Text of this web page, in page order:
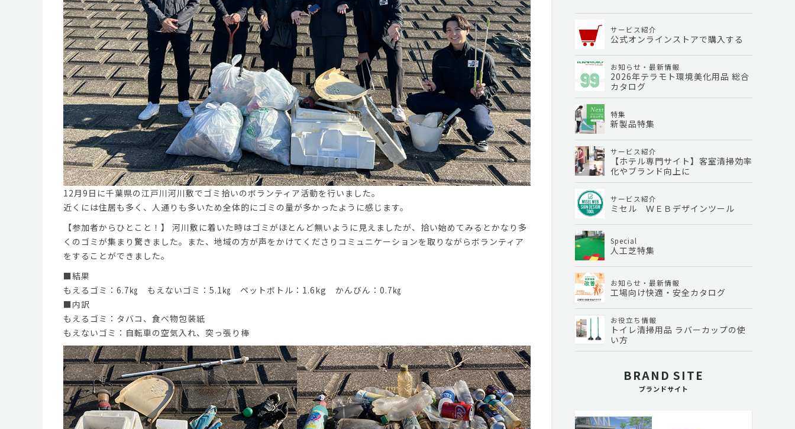
12月9日に千葉県の江戸川河川敷でゴミ拾いのボランティア活動を行いました。
近くには住居も多く、人通りも多いため全体的にゴミの量が多かったように感じます。
【参加者からひとこと！】 河川敷に着いた時はゴミがほとんど無いように見えましたが、拾い始めてみるとかなり多
くのゴミが集まり驚きました。また、地域の方が声をかけてくださりコミュニケーションを取りながらボランティア
をすることができました。
■結果
もえるゴミ：6.7㎏ もえないゴミ：5.1㎏ ペットボトル：1.6kg かんびん：0.7㎏
■内訳
もえるゴミ：タバコ、食べ物包装紙
もえないゴミ：自転車の空気入れ、突っ張り棒
サービス紹介
公式オンラインストアで購入する
お知らせ・最新情報
2026年テラモト環境美化用品 総合
カタログ
特集
新製品特集
サービス紹介
【ホテル専門サイト】客室清掃効率
化やブランド向上に
サービス紹介
ミセル ＷＥＢデザインツール
Special
人工芝特集
お知らせ・最新情報
工場向け快適・安全カタログ
お役立ち情報
トイレ清掃用品 ラバーカップの使
い方
BRAND SITE
ブランドサイト